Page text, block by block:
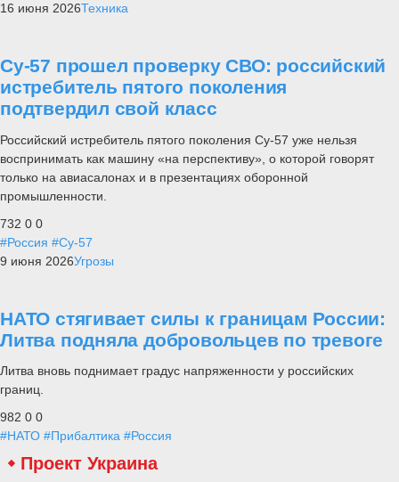
16 июня 2026Техника
Су-57 прошел проверку СВО: российский
истребитель пятого поколения
подтвердил свой класс
Российский истребитель пятого поколения Су-57 уже нельзя
воспринимать как машину «на перспективу», о которой говорят
только на авиасалонах и в презентациях оборонной
промышленности.
732 0 0
#Россия #Су-57
9 июня 2026Угрозы
НАТО стягивает силы к границам России:
Литва подняла добровольцев по тревоге
Литва вновь поднимает градус напряженности у российских
границ.
982 0 0
#НАТО #Прибалтика #Россия
Проект Украина